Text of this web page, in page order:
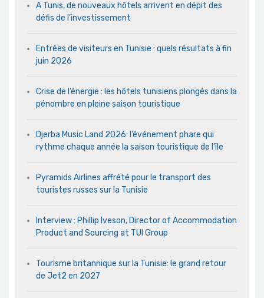
A Tunis, de nouveaux hôtels arrivent en dépit des
défis de l’investissement
Entrées de visiteurs en Tunisie : quels résultats à fin
juin 2026
Crise de l’énergie : les hôtels tunisiens plongés dans la
pénombre en pleine saison touristique
Djerba Music Land 2026: l’événement phare qui
rythme chaque année la saison touristique de l’île
Pyramids Airlines affrété pour le transport des
touristes russes sur la Tunisie
Interview : Phillip Iveson, Director of Accommodation
Product and Sourcing at TUI Group
Tourisme britannique sur la Tunisie: le grand retour
de Jet2 en 2027